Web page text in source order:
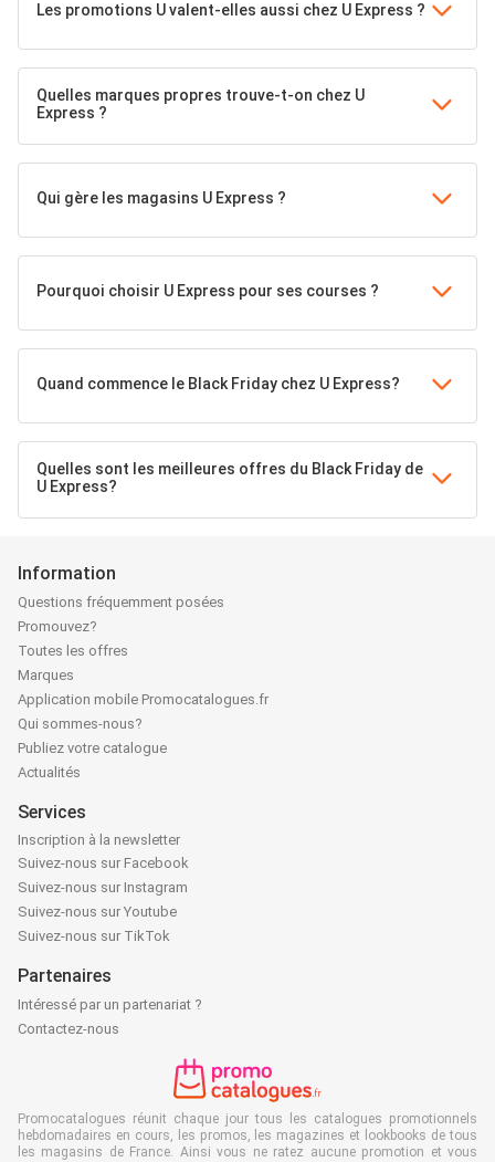
Les promotions U valent-elles aussi chez U Express ?
Quelles marques propres trouve-t-on chez U
Express ?
Qui gère les magasins U Express ?
Pourquoi choisir U Express pour ses courses ?
Quand commence le Black Friday chez U Express?
Quelles sont les meilleures offres du Black Friday de
U Express?
Information
Questions fréquemment posées
Promouvez?
Toutes les offres
Marques
Application mobile Promocatalogues.fr
Qui sommes-nous?
Publiez votre catalogue
Actualités
Services
Inscription à la newsletter
Suivez-nous sur Facebook
Suivez-nous sur Instagram
Suivez-nous sur Youtube
Suivez-nous sur TikTok
Partenaires
Intéressé par un partenariat ?
Contactez-nous
Promocatalogues réunit chaque jour tous les catalogues promotionnels
hebdomadaires en cours, les promos, les magazines et lookbooks de tous
les magasins de France. Ainsi vous ne ratez aucune promotion et vous